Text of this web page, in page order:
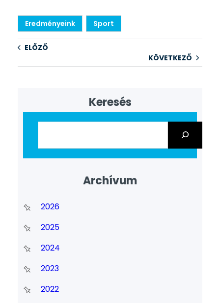
Eredményeink Sport
ELŐZŐ
KÖVETKEZŐ
Keresés
Archívum
2026
2025
2024
2023
2022